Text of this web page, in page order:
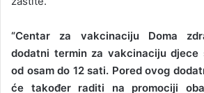
“Centar za vakcinaciju Doma
dodatni termin za vakcinaciju djece
od osam do 12 sati. Pored ovog
će također raditi na promociji